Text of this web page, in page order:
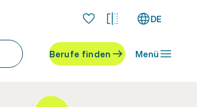
DE
Berufe finden Menü